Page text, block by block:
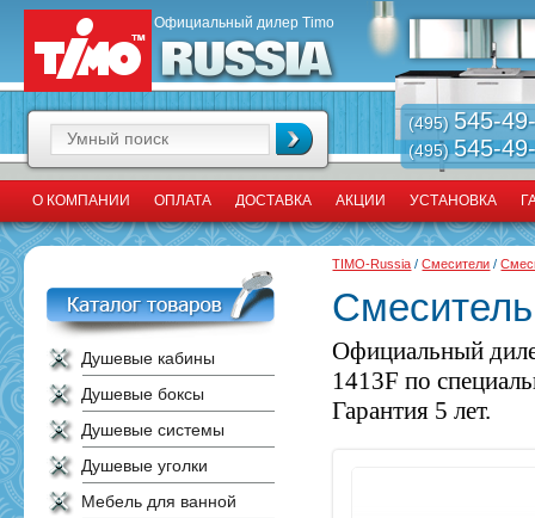
Официальный дилер Timo
(495) 545-
(495)545-
О КОМПАНИИ ОПЛАТА ДОСТАВКА АКЦИИ УСТАНОВКА
Душевые кабины
Душевые боксы
Душевые системы
Душевые уголки
Мебель для ванной
TIMO-Russia /Смесители /
Официальный
1413F по
Гарантия 5 лет.